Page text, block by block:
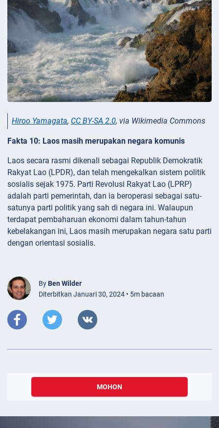
Hiroo Yamagata, CC BY-SA 2.0, via Wikimedia Commons
Fakta 10: Laos masih merupakan negara komunis
Laos secara rasmi dikenali sebagai Republik Demokratik
Rakyat Lao (LPDR), dan telah mengekalkan sistem politik
sosialis sejak 1975. Parti Revolusi Rakyat Lao (LPRP)
adalah parti pemerintah, dan ia beroperasi sebagai satu-
satunya parti politik yang sah di negara ini. Walaupun
terdapat pembaharuan ekonomi dalam tahun-tahun
kebelakangan ini, Laos masih merupakan negara satu parti
dengan orientasi sosialis.
By Ben Wilder
Diterbitkan Januari 30, 2024 • 5m bacaan
MOHON